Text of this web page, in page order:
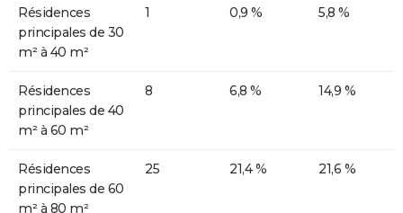
Résidences
principales de 30
m² à 40 m²
1 0,9 % 5,8 %
Résidences
principales de 40
m² à 60 m²
8 6,8 % 14,9 %
Résidences
principales de 60
m² à 80 m²
25 21,4 % 21,6 %